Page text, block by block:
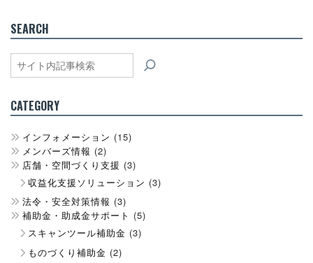
SEARCH
検
索
CATEGORY
インフォメーション (15)
メンバーズ情報 (2)
店舗・空間づくり支援 (3)
収益化支援ソリューション (3)
法令・安全対策情報 (3)
補助金・助成金サポート (5)
スキャンツール補助金 (3)
ものづくり補助金 (2)